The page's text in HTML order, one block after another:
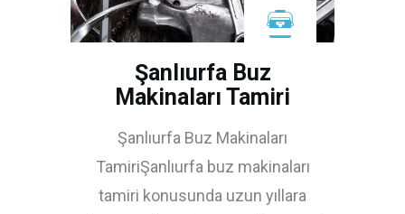
Şanlıurfa Buz
Makinaları Tamiri
Şanlıurfa Buz Makinaları
TamiriŞanlıurfa buz makinaları
tamiri konusunda uzun yıllara